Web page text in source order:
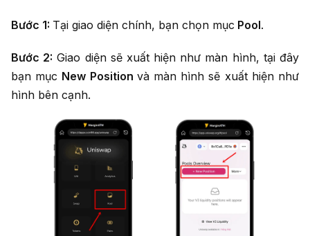
Bước 1: Tại giao diện chính, bạn chọn mục Pool.
Bước 2: Giao diện sẽ xuất hiện như màn hình, tại đây
bạn mục New Position và màn hình sẽ xuất hiện như
hình bên cạnh.